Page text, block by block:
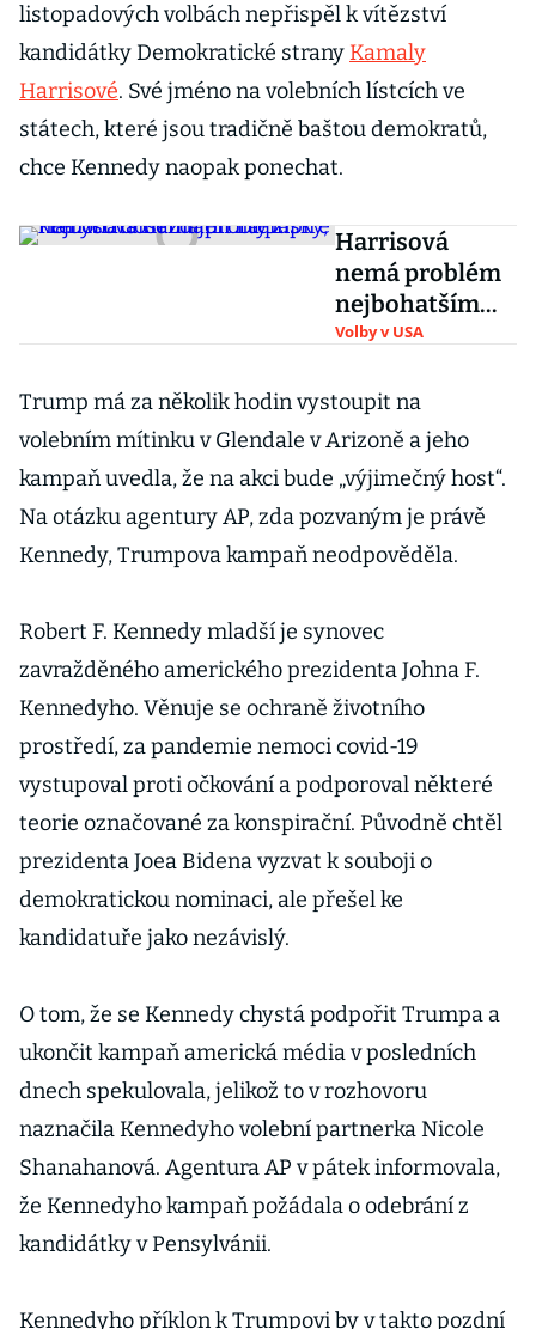
listopadových volbách nepřispěl k vítězství
kandidátky Demokratické strany Kamaly
Harrisové. Své jméno na volebních lístcích ve
státech, které jsou tradičně baštou demokratů,
chce Kennedy naopak ponechat.
Harrisová
nemá problém
nejbohatším
zdanit i ty zisky,
jen na papíře
Volby v USA
Trump má za několik hodin vystoupit na
volebním mítinku v Glendale v Arizoně a jeho
kampaň uvedla, že na akci bude „výjimečný host“.
Na otázku agentury AP, zda pozvaným je právě
Kennedy, Trumpova kampaň neodpověděla.
Robert F. Kennedy mladší je synovec
zavražděného amerického prezidenta Johna F.
Kennedyho. Věnuje se ochraně životního
prostředí, za pandemie nemoci covid-19
vystupoval proti očkování a podporoval některé
teorie označované za konspirační. Původně chtěl
prezidenta Joea Bidena vyzvat k souboji o
demokratickou nominaci, ale přešel ke
kandidatuře jako nezávislý.
O tom, že se Kennedy chystá podpořit Trumpa a
ukončit kampaň americká média v posledních
dnech spekulovala, jelikož to v rozhovoru
naznačila Kennedyho volební partnerka Nicole
Shanahanová. Agentura AP v pátek informovala,
že Kennedyho kampaň požádala o odebrání z
kandidátky v Pensylvánii.
Kennedyho příklon k Trumpovi by v takto pozdní